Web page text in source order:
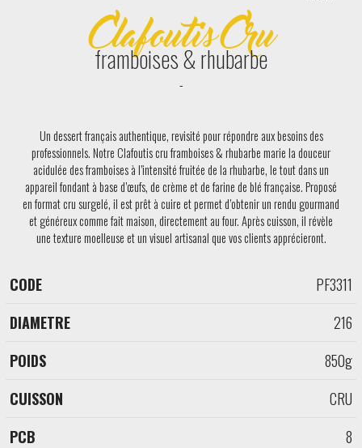
Clafoutis Cru
framboises & rhubarbe
Un dessert français authentique, revisité pour répondre aux besoins des
professionnels. Notre Clafoutis cru framboises & rhubarbe marie la douceur
acidulée des framboises à l’intensité fruitée de la rhubarbe, le tout dans un
appareil fondant à base d’œufs, de crème et de farine de blé française. Proposé
en format cru surgelé, il est prêt à cuire et permet d’obtenir un rendu gourmand
et généreux comme fait maison, directement au four. Après cuisson, il révèle
une texture moelleuse et un visuel artisanal que vos clients apprécieront.
CODE CUISSON
PF3311
216
850g
CRU
8